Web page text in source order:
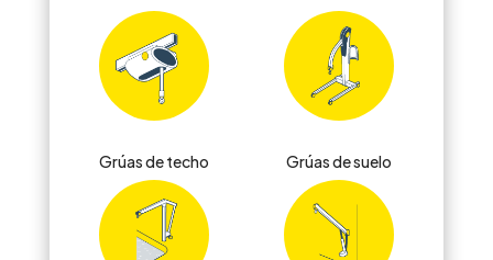
Grúas de techo Grúas de suelo